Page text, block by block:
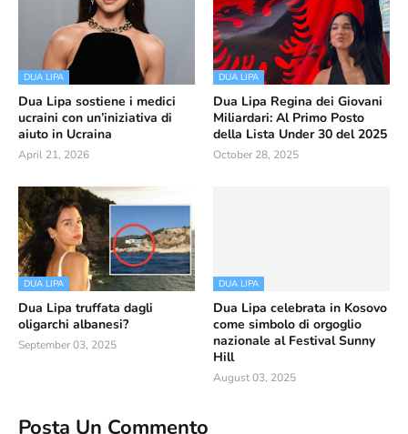
DUA LIPA
Dua Lipa sostiene i medici
ucraini con un’iniziativa di
aiuto in Ucraina
April 21, 2026
DUA LIPA
Dua Lipa Regina dei Giovani
Miliardari: Al Primo Posto
della Lista Under 30 del 2025
October 28, 2025
DUA LIPA
Dua Lipa truffata dagli
oligarchi albanesi?
September 03, 2025
DUA LIPA
Dua Lipa celebrata in Kosovo
come simbolo di orgoglio
nazionale al Festival Sunny
Hill
August 03, 2025
Posta Un Commento